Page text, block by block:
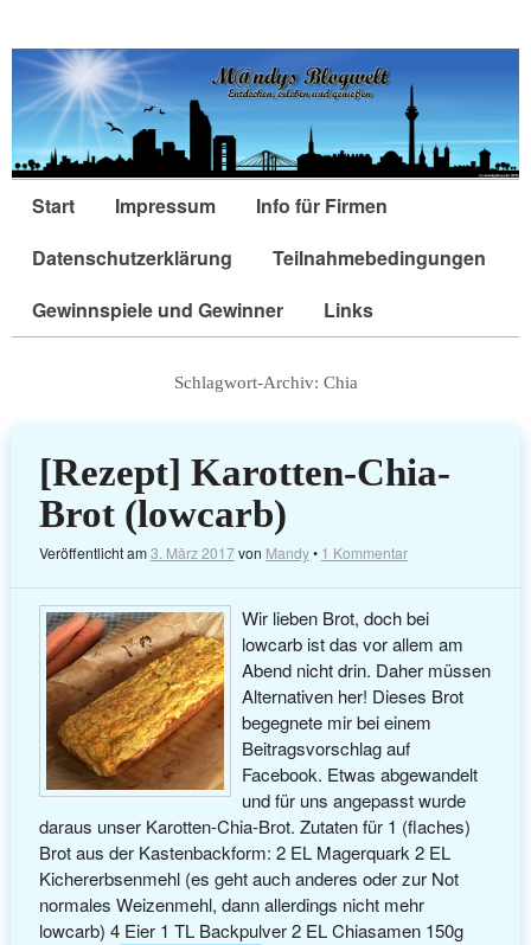
Start Impressum
Info für Firmen
Datenschutzerklärung
Teilnahmebedingungen
Gewinnspiele und Gewinner
Links
Schlagwort-Archiv: Chia
[Rezept] Karotten-Chia-
Brot (lowcarb)
Veröffentlicht am3. März 2017von Mandy• 1 Kommentar
Wir lieben Brot, doch bei
lowcarb ist das vor allem am
Abend nicht drin. Daher müssen
Alternativen her! Dieses Brot
begegnete mir bei einem
Beitragsvorschlag auf
Facebook. Etwas abgewandelt
und für uns angepasst wurde
daraus unser Karotten-Chia-Brot. Zutaten für 1 (flaches)
Brot aus der Kastenbackform: 2 EL Magerquark 2 EL
Kichererbsenmehl (es geht auch anderes oder zur Not
normales Weizenmehl, dann allerdings nicht mehr
lowcarb) 4 Eier 1 TL Backpulver 2 EL Chiasamen 150g